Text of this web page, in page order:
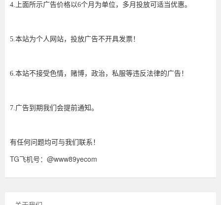
4.上面所示广告价格以6个月为单位，多月投放可适当优惠。
5.本站为个人网站，投放广告不开具发票！
6.本站不接受色情，赌博，政治，私服等违反法律的广告！
7.广告到期我们会提前通知。
有任何问题均可与我们联系！
TG飞机号：@www89yecom